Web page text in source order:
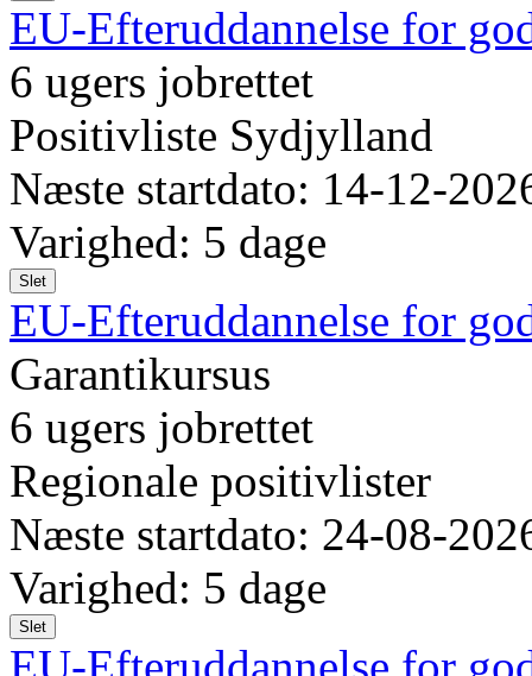
EU-Efteruddannelse for
6 ugers jobrettet
Positivliste Sydjylland
Næste startdato: 14-12-
Varighed: 5 dage
Slet
EU-Efteruddannelse for
Garantikursus
6 ugers jobrettet
Regionale positivlister
Næste startdato: 24-08-
Varighed: 5 dage
Slet